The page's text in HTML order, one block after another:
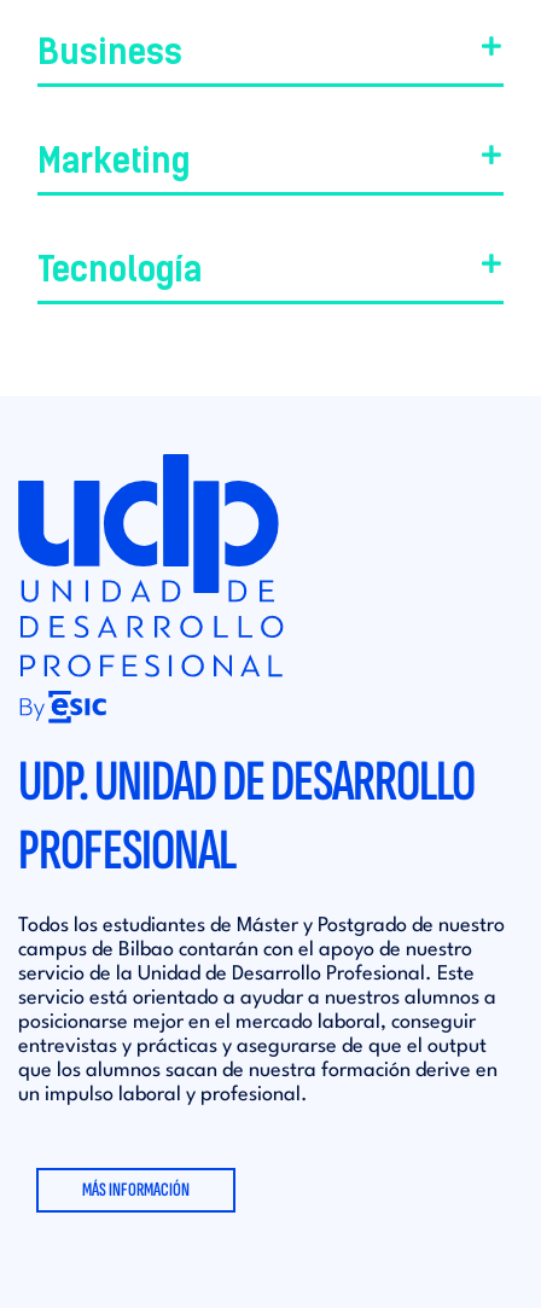
Business
Marketing
Tecnología
UDP. UNIDAD DE DESARROLLO
PROFESIONAL
Todos los estudiantes de Máster y Postgrado de nuestro
campus de Bilbao contarán con el apoyo de nuestro
servicio de la Unidad de Desarrollo Profesional. Este
servicio está orientado a ayudar a nuestros alumnos a
posicionarse mejor en el mercado laboral, conseguir
entrevistas y prácticas y asegurarse de que el output
que los alumnos sacan de nuestra formación derive en
un impulso laboral y profesional.
MÁS INFORMACIÓN